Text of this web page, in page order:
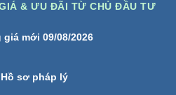
& ƯU ĐÃI TỪ CHỦ ĐẦU TƯ
giá mới 09/08/2026
Hồ sơ pháp lý